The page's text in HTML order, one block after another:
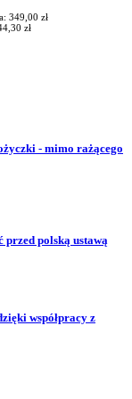
349,00 zł
zł
- mimo rażącego
polską ustawą
współpracy z